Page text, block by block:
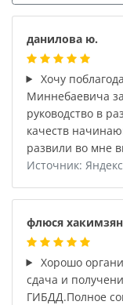
данилова ю.
Хочу
Миннебаевича
руководство в
качеств
развили во мне
Источник: Яндекс
флюся
Хорошо
сдача и
ГИБДД.Полное